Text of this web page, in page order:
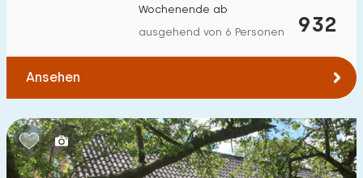
932
Wochenende ab
ausgehend von 6 Personen
Ansehen